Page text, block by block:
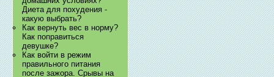
Диета для похудения -
какую выбрать?
Как вернуть вес в норму?
Как поправиться
девушке?
Как войти в режим
правильного питания
после зажора. Срывы на